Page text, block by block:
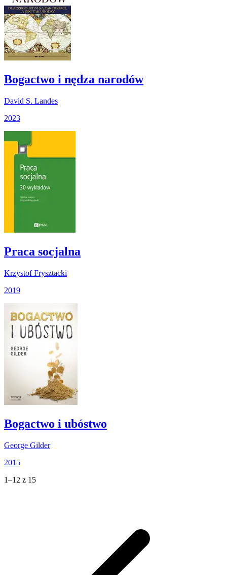
Bogactwo i nędza narodów
David S. Landes
2023
Praca socjalna
Krzystof Frysztacki
2019
Bogactwo i ubóstwo
George Gilder
2015
1–12 z 15